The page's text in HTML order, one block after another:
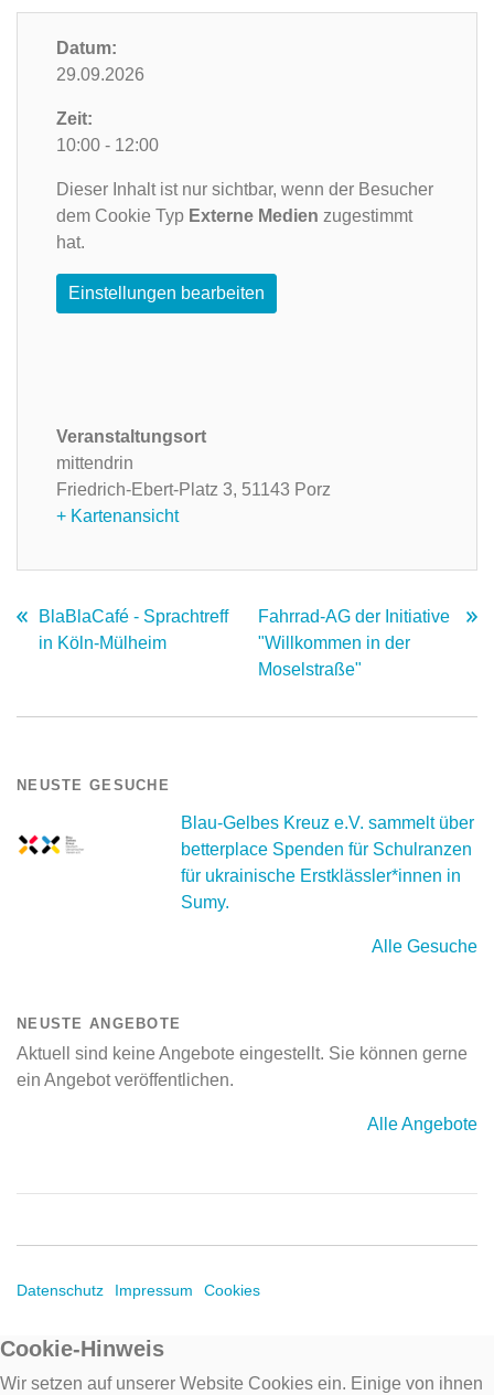
Datum:
29.09.2026
Zeit:
10:00 - 12:00
Dieser Inhalt ist nur sichtbar, wenn der Besucher
dem Cookie Typ Externe Medien zugestimmt
hat.
Einstellungen bearbeiten
Veranstaltungsort
mittendrin
Friedrich-Ebert-Platz 3, 51143 Porz
+ Kartenansicht
BlaBlaCafé - Sprachtreff
in Köln-Mülheim
Fahrrad-AG der Initiative
"Willkommen in der
Moselstraße"
NEUSTE GESUCHE
Blau-Gelbes Kreuz e.V. sammelt über
betterplace Spenden für Schulranzen
für ukrainische Erstklässler*innen in
Sumy.
Alle Gesuche
NEUSTE ANGEBOTE
Aktuell sind keine Angebote eingestellt. Sie können gerne
ein Angebot veröffentlichen.
Alle Angebote
Datenschutz Impressum Cookies
Cookie-Hinweis
Wir setzen auf unserer Website Cookies ein. Einige von ihnen